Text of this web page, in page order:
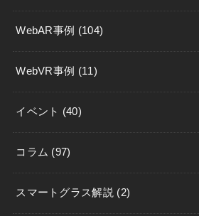
WebAR事例 (104)
WebVR事例 (11)
イベント (40)
コラム (97)
スマートグラス解説 (2)